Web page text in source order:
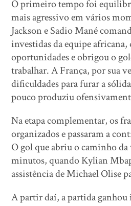
O primeiro tempo foi
mais agressivo em vários
Jackson e Sadio Mané
investidas da equipe africana,
oportunidades e obrigou o
trabalhar. A França, por sua
dificuldades para furar a sólida
pouco produziu
Na etapa complementar, os
organizados e passaram a
O gol que abriu o caminho da
minutos, quando Kylian
assistência de Michael Olise
A partir daí, a partida